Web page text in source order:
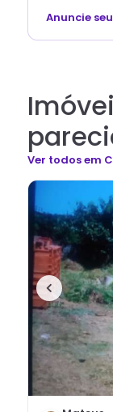
Anuncie
Ver todosem